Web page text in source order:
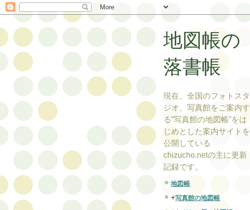
地図帳の
落書帳
現在、全国のフォトスタ
ジオ、写真館をご案内す
る”写真館の地図帳”をは
じめとした案内サイトを
公開している
chizucho.netの主に更新
記録です。
地図帳
+写真館の地図帳